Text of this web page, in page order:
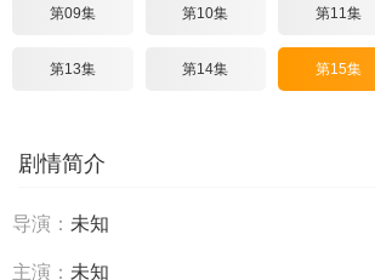
第09集 第10集 第11集
第13集 第14集 第15集
剧情简介
导演： 未知
主演： 未知